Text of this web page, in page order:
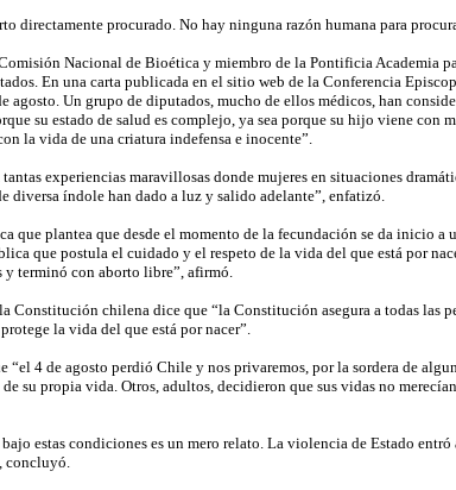
directamente procurado. No hay ninguna razón humana para
Nacional de Bioética y miembro de la Pontificia Academia
En una carta publicada en el sitio web de la Conferencia
agosto. Un grupo de diputados, mucho de ellos médicos, han
su estado de salud es complejo, ya sea porque su hijo viene con
la vida de una criatura indefensa e inocente”.
experiencias maravillosas donde mujeres en situaciones
diversa índole han dado a luz y salido adelante”, enfatizó.
que plantea que desde el momento de la fecundación se da inicio a
que postula el cuidado y el respeto de la vida del que está por
y terminó con aborto libre”, afirmó.
Constitución chilena dice que “la Constitución asegura a todas las
la vida del que está por nacer”.
4 de agosto perdió Chile y nos privaremos, por la sordera de
su propia vida. Otros, adultos, decidieron que sus vidas no
estas condiciones es un mero relato. La violencia de Estado
concluyó.